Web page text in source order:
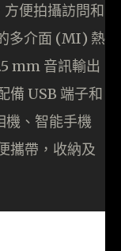
便拍攝訪問和
多介面 (MI) 熱
mm 音訊輸出
備 USB 端子和
機、智能手機
攜帶，收納及